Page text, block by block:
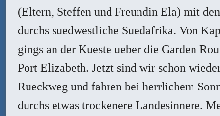
(Eltern, Steffen und Freundin Ela) mit
durchs suedwestliche Suedafrika. Von
gings an der Kueste ueber die Garden
Port Elizabeth. Jetzt sind wir schon
Rueckweg und fahren bei herrlichem
durchs etwas trockenere Landesinnere.